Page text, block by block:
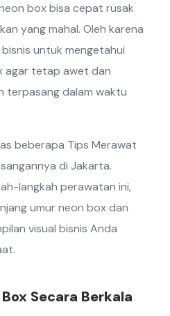
box bisa cepat rusak
yang mahal. Oleh karena
untuk mengetahui
agar tetap awet dan
terpasang dalam waktu
beberapa Tips Merawat
di Jakarta.
langkah perawatan ini,
umur neon box dan
visual bisnis Anda
Secara Berkala